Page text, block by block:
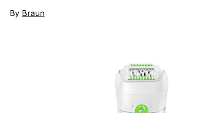
By Braun